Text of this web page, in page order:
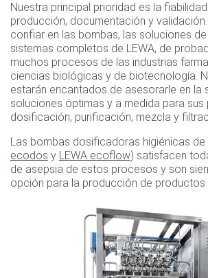
Nuestra principal prioridad es la
producción, documentación y
confiar en las bombas, las soluciones
sistemas completos de LEWA, de
muchos procesos de las industrias
ciencias biológicas y de biotecnología.
estarán encantados de asesorarle en la
soluciones óptimas y a medida para
dosificación, purificación, mezcla y
Las bombas dosificadoras higiénicas de
ecodos y LEWA ecoflow) satisfacen
de asepsia de estos procesos y son
opción para la producción de productos